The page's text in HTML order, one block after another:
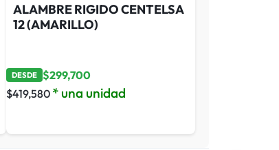
ALAMBRE RIGIDO CENTELSA
12 (AMARILLO)
DESDE $299,700
$419,580 * una unidad